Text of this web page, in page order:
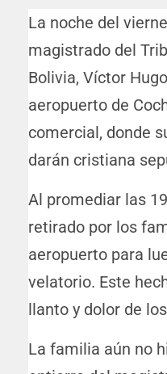
La noche del
magistrado del
Bolivia, Víctor
aeropuerto de
comercial, donde
darán cristiana
Al promediar las
retirado por los
aeropuerto para
velatorio. Este
llanto y dolor de
La familia aún no